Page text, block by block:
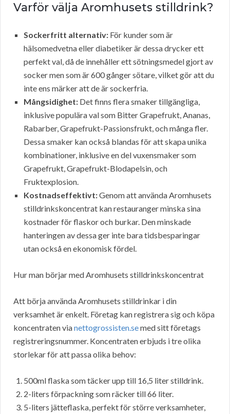
Varför välja Aromhusets stilldrink?
Sockerfritt alternativ: För kunder som är
hälsomedvetna eller diabetiker är dessa drycker ett
perfekt val, då de innehåller ett sötningsmedel gjort av
socker men som är 600 gånger sötare, vilket gör att du
inte ens märker att de är sockerfria.
Mångsidighet: Det finns flera smaker tillgängliga,
inklusive populära val som Bitter Grapefrukt, Ananas,
Rabarber, Grapefrukt-Passionsfrukt, och många fler.
Dessa smaker kan också blandas för att skapa unika
kombinationer, inklusive en del vuxensmaker som
Grapefrukt, Grapefrukt-Blodapelsin, och
Fruktexplosion.
Kostnadseffektivt:Genom att använda Aromhusets
stilldrinkskoncentrat kan restauranger minska sina
kostnader för flaskor och burkar. Den minskade
hanteringen av dessa ger inte bara tidsbesparingar
utan också en ekonomisk fördel.
Hur man börjar med Aromhusets stilldrinkskoncentrat
Att börja använda Aromhusets stilldrinkar i din
verksamhet är enkelt. Företag kan registrera sig och köpa
koncentraten vianettogrossisten.semed sitt företags
registreringsnummer. Koncentraten erbjuds i tre olika
storlekar för att passa olika behov:
500ml flaska som täcker upp till 16,5 liter stilldrink.
2-liters förpackning som räcker till 66 liter.
5-liters jätteflaska, perfekt för större verksamheter,